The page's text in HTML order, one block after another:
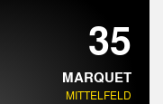
35
MARQUET
MITTELFELD